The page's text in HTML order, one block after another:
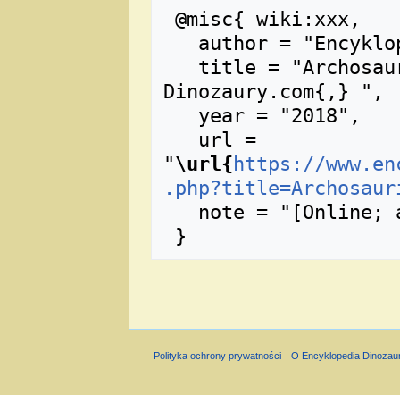
Dinozaury.com{,} ",
"\url{ https://
Polityka ochrony prywatności O Encyklopedia